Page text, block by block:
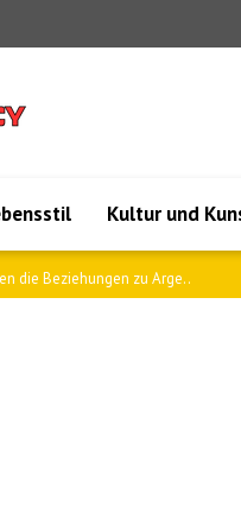
Kultur und
die Beziehungen zu Arge..